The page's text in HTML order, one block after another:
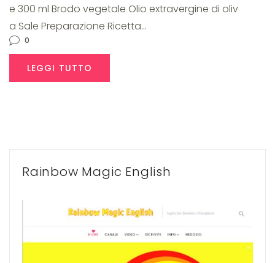
e 300 ml Brodo vegetale Olio extravergine di oliv
a Sale Preparazione Ricetta…
0
LEGGI TUTTO
Rainbow Magic English